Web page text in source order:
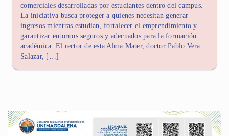
comerciales desarrolladas por estudiantes dentro del campus.
La iniciativa busca proteger a quienes necesitan generar
ingresos mientras estudian, fortalecer el emprendimiento y
garantizar entornos seguros y adecuados para la formación
académica. El rector de esta Alma Mater, doctor Pablo Vera
Salazar, […]